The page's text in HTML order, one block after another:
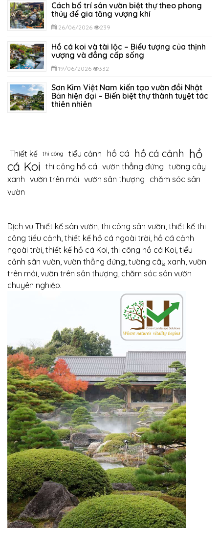
Cách bố trí sân vườn biệt thự theo phong
thủy để gia tăng vượng khí
26/06/2026 239
Hồ cá koi và tài lộc – Biểu tượng của thịnh
vượng và đẳng cấp sống
19/06/2026 332
Sơn Kim Việt Nam kiến tạo vườn đồi Nhật
Bản hiện đại – Biến biệt thự thành tuyệt tác
thiên nhiên
Thiết kế thi công tiểu cảnh hồ cá hồ cá cảnh hồ
cá Koi thi công hồ cá vườn thẳng đứng tường cây
xanh vườn trên mái vườn sân thượng chăm sóc sân
vườn
Dịch vụ Thiết kế sân vườn, thi công sân vườn, thiết kế thi
công tiểu cảnh, thiết kế hồ cá ngoài trời, hồ cá cảnh
ngoài trời, thiết kế hồ cá Koi, thi công hồ cá Koi, tiểu
cảnh sân vườn, vườn thẳng đứng, tường cây xanh, vườn
trên mái, vườn trên sân thượng, chăm sóc sân vườn
chuyên nghiệp.